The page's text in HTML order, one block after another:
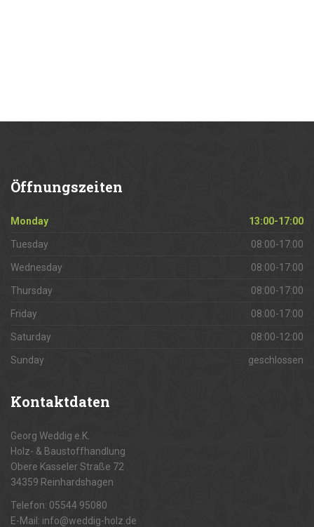
Öffnungszeiten
Monday 13:00-17:00
Tuesday 08:00-17:00
Wednesday 08:00-17:00
Thursday 08:00-17:00
Friday 08:00-17:00
Saturday 08:00-12:00
Sunday geschlossen
Kontaktdaten
Georg Weddig e.K.
Holz- & Baustoffhandlung
Obere Kasseler Straße 72
34359 Reinhardshagen
Telefon: 05544 95080
E-Mail: info@weddig-holz.de